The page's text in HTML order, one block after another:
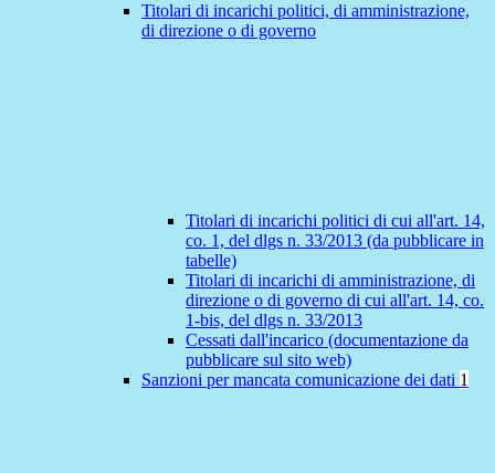
Titolari di incarichi politici, di amministrazione,
di direzione o di governo
Titolari di incarichi politici di cui all'art. 14,
co. 1, del dlgs n. 33/2013 (da pubblicare in
tabelle)
Titolari di incarichi di amministrazione, di
direzione o di governo di cui all'art. 14, co.
1-bis, del dlgs n. 33/2013
Cessati dall'incarico (documentazione da
pubblicare sul sito web)
Sanzioni per mancata comunicazione dei dati 1